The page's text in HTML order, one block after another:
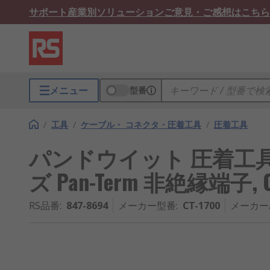
サポート産業別ソリューションご意見・ご感想はこちら
メニュー 型番
/ 工具 / ケーブル・ コネクタ・圧着工具 / 圧着工具
パンドウイット 圧着工
ズ Pan-Term 非絶縁端子,
RS品番: 847-8694 メーカー型番: CT-1700 メーカ